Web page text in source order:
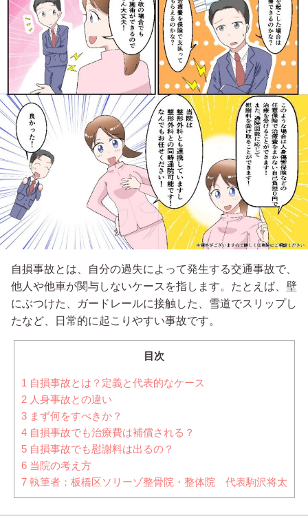
自損事故とは、自分の過失によって発生する交通事故で、
他人や他車が関与しないケースを指します。たとえば、壁
にぶつけた、ガードレールに接触した、雪道でスリップし
たなど、日常的に起こりやすい事故です。
目次
1 自損事故とは？定義と代表的なケース
2人身事故との違い
3まず何をすべきか？
4自損事故でも治療費は補償される？
5自損事故でも慰謝料は出るの？
6当院の考え方
7執筆者：板橋区ソリーゾ整骨院・整体院 代表駒沢将太